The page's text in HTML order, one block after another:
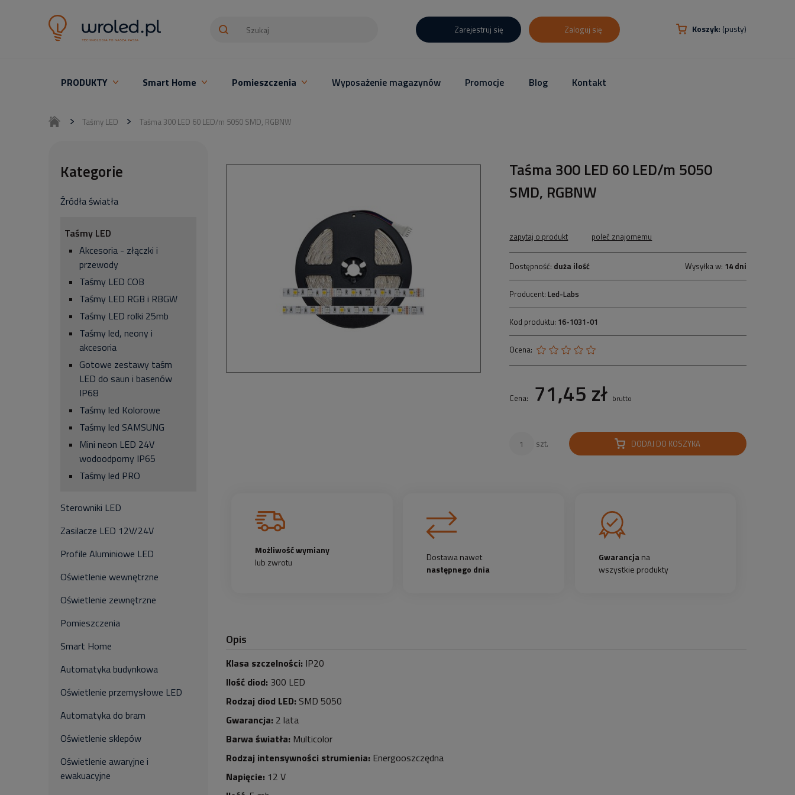
Koszyk: (pusty)
Zarejestruj się Zaloguj się
PRODUKTY Smart Home Pomieszczenia Wyposażenie magazynów Promocje Blog Kontakt
Taśmy LED Taśma 300 LED 60 LED/m 5050 SMD, RGBNW
Kategorie
Źródła światła
Taśmy LED
Akcesoria - złączki i
przewody
Taśmy LED COB
Taśmy LED RGB i RBGW
Taśmy LED rolki 25mb
Taśmy led, neony i
akcesoria
Gotowe zestawy taśm
LED do saun i basenów
IP68
Taśmy led Kolorowe
Taśmy led SAMSUNG
Mini neon LED 24V
wodoodporny IP65
Taśmy led PRO
Sterowniki LED
Zasilacze LED 12V/24V
Profile Aluminiowe LED
Oświetlenie wewnętrzne
Oświetlenie zewnętrzne
Pomieszczenia
Smart Home
Automatyka budynkowa
Oświetlenie przemysłowe LED
Automatyka do bram
Oświetlenie sklepów
Oświetlenie awaryjne i
ewakuacyjne
Taśma 300 LED 60 LED/m 5050
SMD, RGBNW
zapytaj o produkt poleć znajomemu
Dostępność: duża ilość Wysyłka w: 14 dni
Producent:Led-Labs
Kod produktu: 16-1031-01
Ocena:
Cena: 71,45 zł brutto
szt. DODAJ DO KOSZYKA
Możliwość wymiany
lub zwrotu
Dostawa nawet
następnego dnia
Gwarancjana
wszystkie produkty
Opis
Klasa szczelności: IP20
Ilość diod: 300 LED
Rodzaj diod LED: SMD 5050
Gwarancja: 2 lata
Barwa światła: Multicolor
Rodzaj intensywności strumienia: Energooszczędna
Napięcie: 12 V